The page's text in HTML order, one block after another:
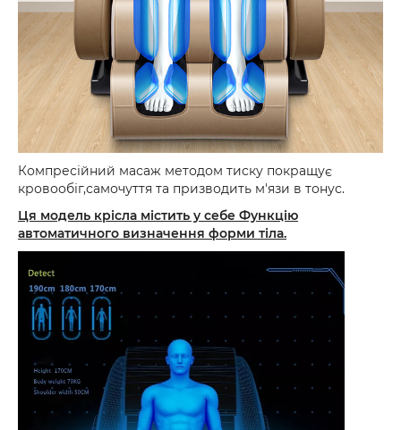
Компресійний масаж методом тиску покращує
кровообіг,самочуття та призводить м'язи в тонус.
Ця модель крісла містить у себе Функцію
автоматичного визначення форми тіла.